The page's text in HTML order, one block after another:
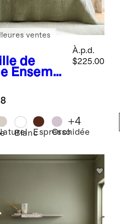
de
Ensembl
en lin
et
À.p.d.
$225.00
ventes
BlancEspressoOrchidée
+4